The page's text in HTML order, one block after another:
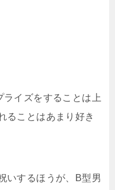
イズをすることは上
ることはあまり好き
いするほうが、B型男